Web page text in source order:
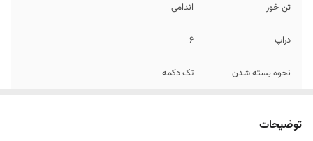
تن خور اندامی
دراپ 6
نحوه بسته شدن تک دکمه
توضیحات